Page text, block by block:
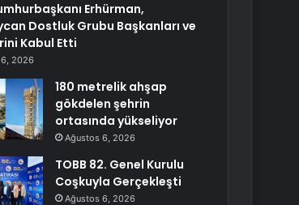
Erhürman,
Dostluk Grubu Başkanları ve
Kabul Etti
2026
180 metrelik ahşap
gökdelen şehrin
ortasında yükseliyor
Ağustos 6, 2026
TOBB 82. Genel Kurulu
Coşkuyla Gerçekleşti
Ağustos 6, 2026